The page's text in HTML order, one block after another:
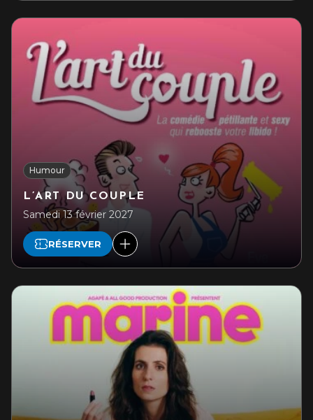
Humour
L’ART DU COUPLE
Samedi 13 février 2027
RÉSERVER